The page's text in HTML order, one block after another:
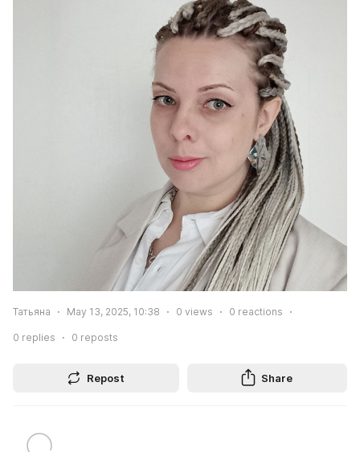
Татьяна May 13, 2025, 10:38 0 views 0 reactions
0 replies 0 reposts
Repost Share